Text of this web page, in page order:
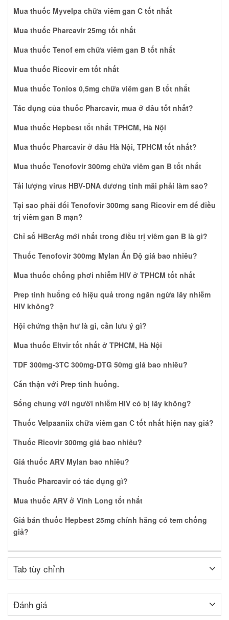
Mua thuốc Myvelpa chữa viêm gan C tốt nhất
Mua thuốc Pharcavir 25mg tốt nhất
Mua thuốc Tenof em chữa viêm gan B tốt nhất
Mua thuốc Ricovir em tốt nhất
Mua thuốc Tonios 0,5mg chữa viêm gan B tốt nhất
Tác dụng của thuốc Pharcavir, mua ở đâu tốt nhất?
Mua thuốc Hepbest tốt nhất TPHCM, Hà Nội
Mua thuốc Pharcavir ở đâu Hà Nội, TPHCM tốt nhất?
Mua thuốc Tenofovir 300mg chữa viêm gan B tốt nhất
Tải lượng virus HBV-DNA dương tính mãi phải làm sao?
Tại sao phải đổi Tenofovir 300mg sang Ricovir em để điều
trị viêm gan B mạn?
Chỉ số HBcrAg mới nhất trong điều trị viêm gan B là gì?
Thuốc Tenofovir 300mg Mylan Ấn Độ giá bao nhiêu?
Mua thuốc chống phơi nhiễm HIV ở TPHCM tốt nhất
Prep tình huống có hiệu quả trong ngăn ngừa lây nhiễm
HIV không?
Hội chứng thận hư là gì, cần lưu ý gì?
Mua thuốc Eltvir tốt nhất ở TPHCM, Hà Nội
TDF 300mg-3TC 300mg-DTG 50mg giá bao nhiêu?
Cẩn thận với Prep tình huống.
Sống chung với người nhiễm HIV có bị lây không?
Thuốc Velpaaniix chữa viêm gan C tốt nhất hiện nay giá?
Thuốc Ricovir 300mg giá bao nhiêu?
Giá thuốc ARV Mylan bao nhiêu?
Thuốc Pharcavir có tác dụng gì?
Mua thuốc ARV ở Vĩnh Long tốt nhất
Giá bán thuốc Hepbest 25mg chính hãng có tem chống
giả?
Tab tùy chỉnh
Đánh giá